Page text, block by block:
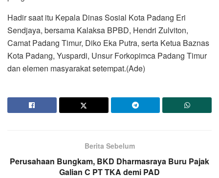
Hadir saat itu Kepala Dinas Sosial Kota Padang Eri
Sendjaya, bersama Kalaksa BPBD, Hendri Zulviton,
Camat Padang Timur, Diko Eka Putra, serta Ketua Baznas
Kota Padang, Yuspardi, Unsur Forkopimca Padang Timur
dan elemen masyarakat setempat.(Ade)
Berita Sebelum
Perusahaan Bungkam, BKD Dharmasraya Buru Pajak
Galian C PT TKA demi PAD